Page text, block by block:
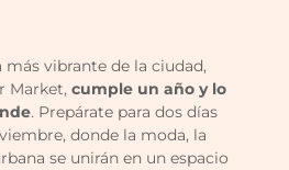
vibrante de la ciudad,
Market,cumple un año y lo
. Prepárate para dos días
donde la moda, la
se unirán en un espacio